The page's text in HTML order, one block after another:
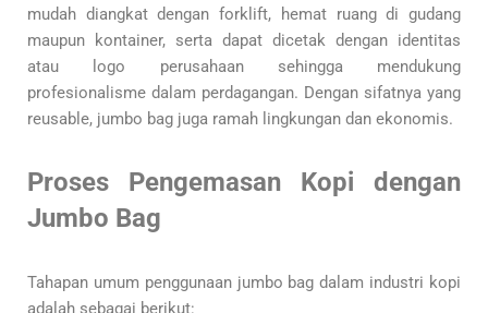
mudah diangkat dengan forklift, hemat ruang di gudang
maupun kontainer, serta dapat dicetak dengan identitas
atau logo perusahaan sehingga mendukung
profesionalisme dalam perdagangan. Dengan sifatnya yang
reusable, jumbo bag juga ramah lingkungan dan ekonomis.
Proses Pengemasan Kopi dengan
Jumbo Bag
Tahapan umum penggunaan jumbo bag dalam industri kopi
adalah sebagai berikut: